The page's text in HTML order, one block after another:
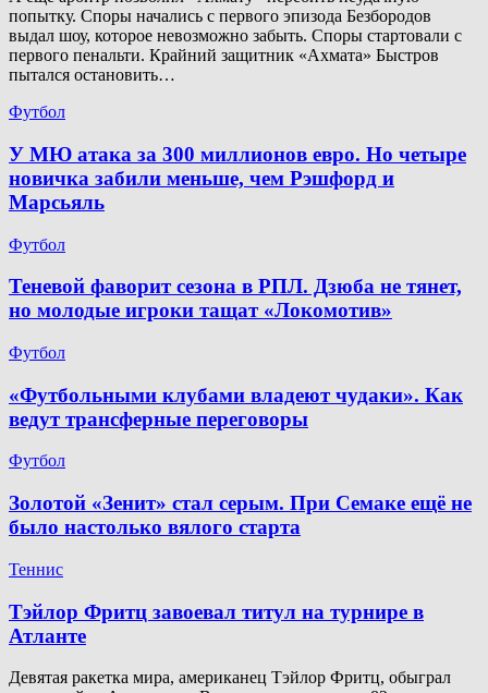
попытку. Споры начались с первого эпизода Безбородов
выдал шоу, которое невозможно забыть. Споры стартовали с
первого пенальти. Крайний защитник «Ахмата» Быстров
пытался остановить…
Футбол
У МЮ атака за 300 миллионов евро. Но четыре
новичка забили меньше, чем Рэшфорд и
Марсьяль
Футбол
Теневой фаворит сезона в РПЛ. Дзюба не тянет,
но молодые игроки тащат «Локомотив»
Футбол
«Футбольными клубами владеют чудаки». Как
ведут трансферные переговоры
Футбол
Золотой «Зенит» стал серым. При Семаке ещё не
было настолько вялого старта
Теннис
Тэйлор Фритц завоевал титул на турнире в
Атланте
Девятая ракетка мира, американец Тэйлор Фритц, обыграл